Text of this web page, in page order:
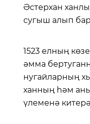
Әстерхан
сугыш алып
1523 елның
әмма
нугайларның
ханның һәм
үлеменә